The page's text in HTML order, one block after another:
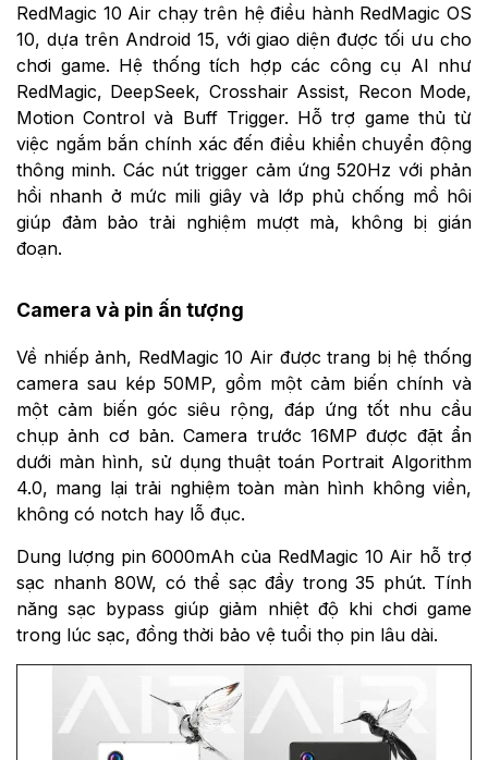
RedMagic 10 Air chạy trên hệ điều hành RedMagic OS
10, dựa trên Android 15, với giao diện được tối ưu cho
chơi game. Hệ thống tích hợp các công cụ AI như
RedMagic, DeepSeek, Crosshair Assist, Recon Mode,
Motion Control và Buff Trigger. Hỗ trợ game thủ từ
việc ngắm bắn chính xác đến điều khiển chuyển động
thông minh. Các nút trigger cảm ứng 520Hz với phản
hồi nhanh ở mức mili giây và lớp phủ chống mồ hôi
giúp đảm bảo trải nghiệm mượt mà, không bị gián
đoạn.
Camera và pin ấn tượng
Về nhiếp ảnh, RedMagic 10 Air được trang bị hệ thống
camera sau kép 50MP, gồm một cảm biến chính và
một cảm biến góc siêu rộng, đáp ứng tốt nhu cầu
chụp ảnh cơ bản. Camera trước 16MP được đặt ẩn
dưới màn hình, sử dụng thuật toán Portrait Algorithm
4.0, mang lại trải nghiệm toàn màn hình không viền,
không có notch hay lỗ đục.
Dung lượng pin 6000mAh của RedMagic 10 Air hỗ trợ
sạc nhanh 80W, có thể sạc đầy trong 35 phút. Tính
năng sạc bypass giúp giảm nhiệt độ khi chơi game
trong lúc sạc, đồng thời bảo vệ tuổi thọ pin lâu dài.